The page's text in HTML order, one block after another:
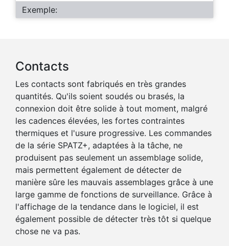
Exemple:
Contacts
Les contacts sont fabriqués en très grandes
quantités. Qu'ils soient soudés ou brasés, la
connexion doit être solide à tout moment, malgré
les cadences élevées, les fortes contraintes
thermiques et l'usure progressive. Les commandes
de la série SPATZ+, adaptées à la tâche, ne
produisent pas seulement un assemblage solide,
mais permettent également de détecter de
manière sûre les mauvais assemblages grâce à une
large gamme de fonctions de surveillance. Grâce à
l'affichage de la tendance dans le logiciel, il est
également possible de détecter très tôt si quelque
chose ne va pas.